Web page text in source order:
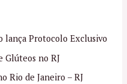
lança Protocolo Exclusivo
Glúteos no RJ
Rio de Janeiro – RJ